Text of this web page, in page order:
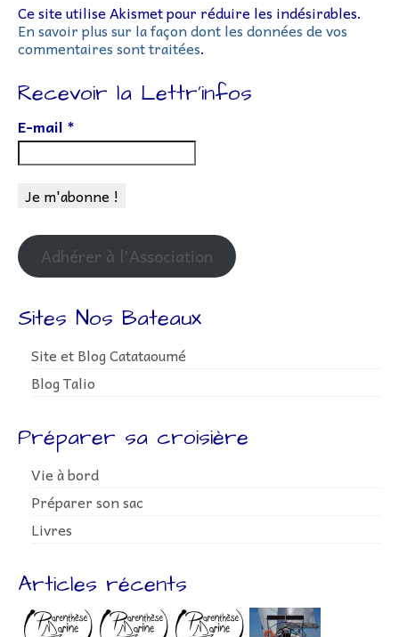
Ce site utilise Akismet pour réduire les indésirables.
En savoir plus sur la façon dont les données de vos
commentaires sont traitées.
Recevoir la Lettr’infos
E-mail *
Adhérer à l'Association
Sites Nos Bateaux
Site et Blog Catataoumé
Blog Talio
Préparer sa croisière
Vie à bord
Préparer son sac
Livres
Articles récents